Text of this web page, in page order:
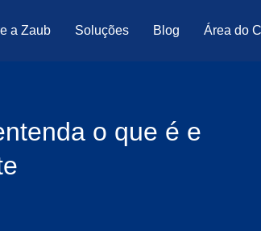
a Zaub Soluções Blog Área do
o que é e